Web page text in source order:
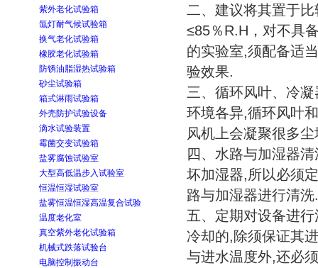
紫外老化试验箱
氙灯耐气候试验箱
换气老化试验箱
橡胶老化试验箱
防锈油脂湿热试验箱
砂尘试验箱
箱式淋雨试验箱
外壳防护试验设备
滴水试验装置
霉菌交变试验箱
盐雾腐蚀试验室
大型高低温步入试验室
恒温恒湿试验室
盐雾恒温恒湿高温复合试验
温度老化室
真空紫外老化试验箱
机械式跌落试验台
电脑控制振动台
二、建议将其置于
≤85％R.H，对不具
的实验室,须配备适
验效果.
三、循环风叶、冷
环境各异,循环风叶
风机上会凝聚很多
四、水路与加湿器
坏加湿器,所以必须
路与加湿器进行清洗.
五、定期对设备进
冷却的,除须保证其
与进水温度外,还必